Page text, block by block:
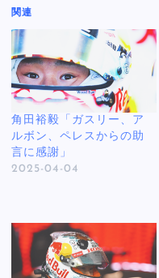
関連
角田裕毅「ガスリー、ア
ルボン、ペレスからの助
言に感謝」
2025-04-04